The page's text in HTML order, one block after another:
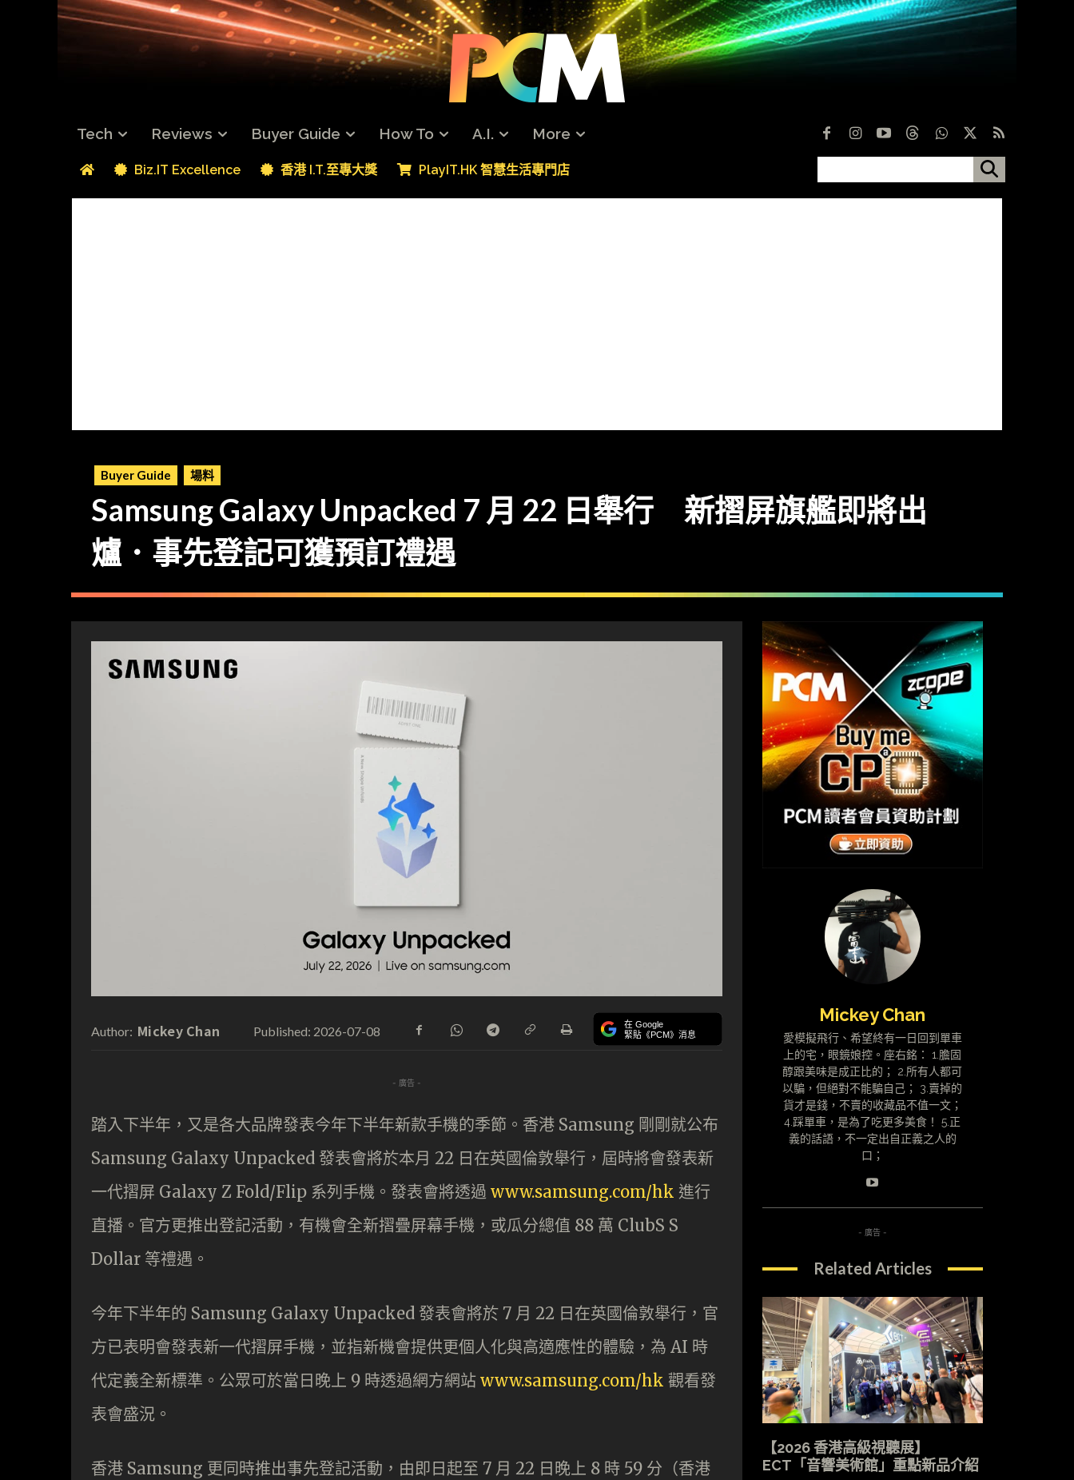
Tech Reviews Buyer Guide How To A.I. More
Biz.IT Excellence 香港 I.T.至專大獎 PlayIT.HK 智慧生活專門店
Buyer Guide 場料
Samsung Galaxy Unpacked 7 月 22 日舉行 新摺屏旗艦即將出
爐．事先登記可獲預訂禮遇
Author: Mickey Chan Published: 2026-07-08 在 Google
緊貼《PCM》消息
- 廣告 -
踏入下半年，又是各大品牌發表今年下半年新款手機的季節。香港 Samsung 剛剛就公布
Samsung Galaxy Unpacked 發表會將於本月 22 日在英國倫敦舉行，屆時將會發表新
一代摺屏 Galaxy Z Fold/Flip 系列手機。發表會將透過 www.samsung.com/hk 進行
直播。官方更推出登記活動，有機會全新摺疊屏幕手機，或瓜分總值 88 萬 ClubS S
Dollar 等禮遇。
今年下半年的 Samsung Galaxy Unpacked 發表會將於 7 月 22 日在英國倫敦舉行，官
方已表明會發表新一代摺屏手機，並指新機會提供更個人化與高適應性的體驗，為 AI 時
代定義全新標準。公眾可於當日晚上 9 時透過網方網站 www.samsung.com/hk 觀看發
表會盛況。
香港 Samsung 更同時推出事先登記活動，由即日起至 7 月 22 日晚上 8 時 59 分（香港
Mickey Chan
愛模擬飛行、希望終有一日回到單車
上的宅，眼鏡娘控。座右銘： 1.膽固
醇跟美味是成正比的； 2.所有人都可
以騙，但絕對不能騙自己； 3.賣掉的
貨才是錢，不賣的收藏品不值一文；
4.踩單車，是為了吃更多美食！ 5.正
義的話語，不一定出自正義之人的
口；
- 廣告 -
Related Articles
【2026 香港高級視聽展】
ECT「音響美術館」重點新品介紹